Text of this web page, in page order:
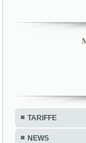
TARIFFE
NEWS